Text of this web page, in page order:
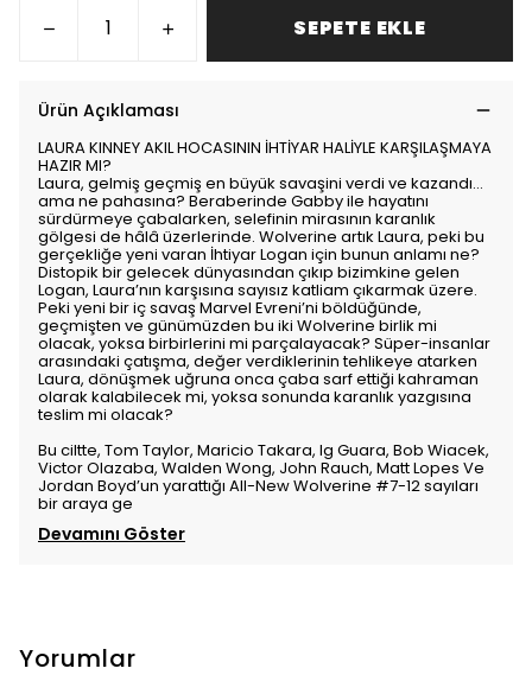
SEPETE EKLE
Ürün Açıklaması
LAURA KINNEY AKIL HOCASININ İHTİYAR HALİYLE KARŞILAŞMAYA
HAZIR MI?
Laura, gelmiş geçmiş en büyük savaşini verdi ve kazandı…
ama ne pahasına? Beraberinde Gabby ile hayatını
sürdürmeye çabalarken, selefinin mirasının karanlık
gölgesi de hâlâ üzerlerinde. Wolverine artık Laura, peki bu
gerçekliğe yeni varan İhtiyar Logan için bunun anlamı ne?
Distopik bir gelecek dünyasından çıkıp bizimkine gelen
Logan, Laura’nın karşısına sayısız katliam çıkarmak üzere.
Peki yeni bir iç savaş Marvel Evreni’ni böldüğünde,
geçmişten ve günümüzden bu iki Wolverine birlik mi
olacak, yoksa birbirlerini mi parçalayacak? Süper-insanlar
arasındaki çatışma, değer verdiklerinin tehlikeye atarken
Laura, dönüşmek uğruna onca çaba sarf ettiği kahraman
olarak kalabilecek mi, yoksa sonunda karanlık yazgısına
teslim mi olacak?
Bu ciltte, Tom Taylor, Maricio Takara, Ig Guara, Bob Wiacek,
Victor Olazaba, Walden Wong, John Rauch, Matt Lopes Ve
Jordan Boyd’un yarattığı All-New Wolverine #7-12 sayıları
bir araya ge
Devamını Göster
Yorumlar